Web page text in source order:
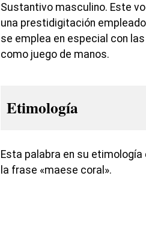
Sustantivo masculino. Este
una prestidigitación
se emplea en especial con
como juego de manos.
Etimología
Esta palabra en su
la frase «maese coral».